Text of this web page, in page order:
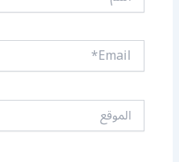
Email*
الموقع